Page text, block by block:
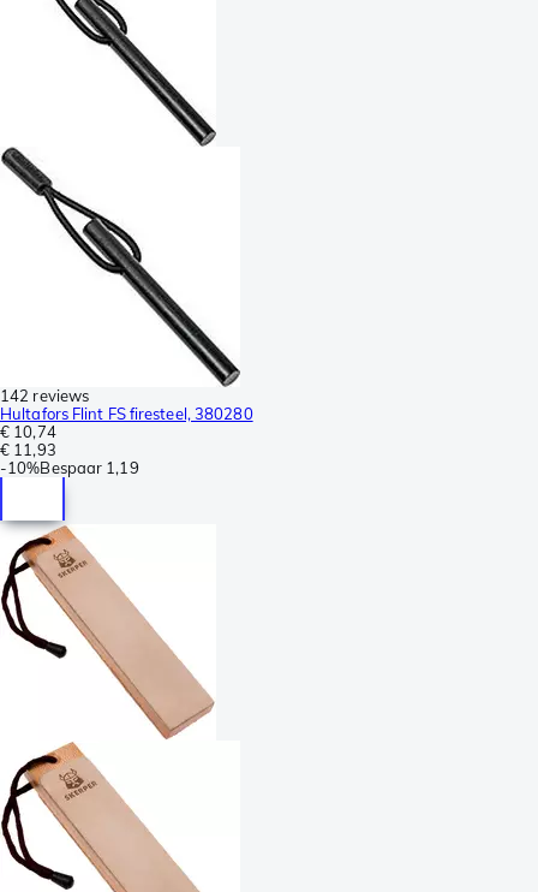
142 reviews
Hultafors Flint FS firesteel, 380280
€ 10,74
€ 11,93
-10%Bespaar 1,19